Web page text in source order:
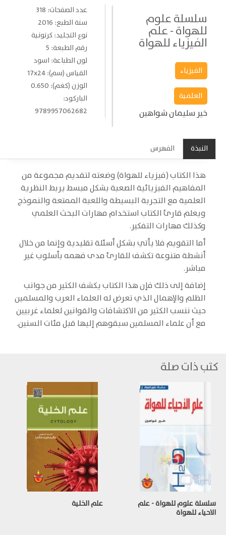
سلسلة علوم
للهواة - علم
الفيزياء للهواة
الفيزياء
العلمية
خير سليمان شواهين
عدد الصفحات: 318
سنة الطبع: 2016
نوع التجليد: كرتونية
رقم الطبعة: 5
لون الطباعة: اسود
القياس (سم): 17x24
الوزن (كغم): 0.650
الباركود:
9789957062682
النبذة الفهرس
هذا الكتاب (فيزياء للهواة) وضعته لتقديم مجموعة من
المفاهيم الفيزيائية الصعبة بشكل مبسط يربط النظرية
العلمية مع التجربة البسيطة واللعبة الممتعة والنموذج
ويعلم قارئ الكتاب استخدام مهارات البحث العلمي
وكذلك مهارات التفكير.
أما التقويم فلا يأتي بشكل أسئلة تقليدية وإنما من خلال
أنشطة متنوعة تكشف للقارئ مدى فهمه بأسلوب غير
مباشر.
إضافة إلى ذلك فإن هذا الكتاب يكشف الكثير من جوانب
الظلم والإهمال الذي تعرض له العلماء العرب والمسلمين
حيث ننسب الكثير من الاكتشافات والقوانين لعلماء غربيين
مع أن علماء المسلمين سبقوهم إليها قبل مئات السنين.
كتب ذات صلة
سلسلة علوم للهواة - علم
الاحياء للهواة
علم الخلية